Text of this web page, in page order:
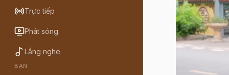
Trực tiếp
Phát sóng
Lắng nghe
BẠN